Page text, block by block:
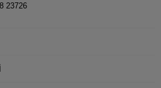
23726